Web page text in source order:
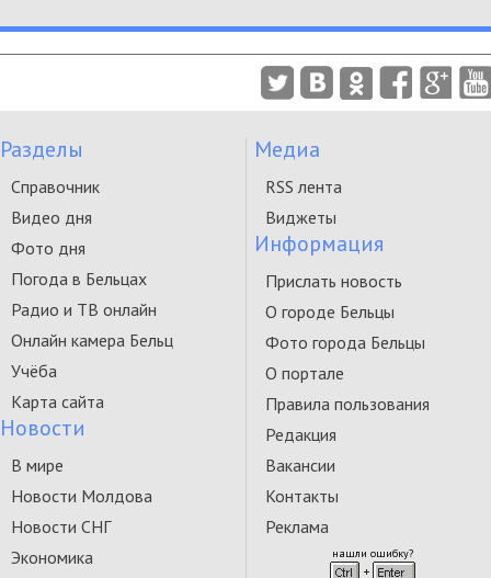
Разделы
Справочник
Видео дня
Фото дня
Погода в Бельцах
Радио и ТВ онлайн
Онлайн камера Бельц
Учёба
Карта сайта
Новости
В мире
Новости Молдова
Новости СНГ
Экономика
Медиа
RSS лента
Виджеты
Информация
Прислать новость
О городе Бельцы
Фото города Бельцы
О портале
Правила пользования
Редакция
Вакансии
Контакты
Реклама
нашли ошибку?